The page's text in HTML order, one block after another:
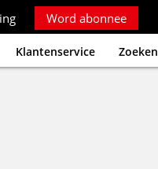
Word abonnee
Klantenservice Zoeken